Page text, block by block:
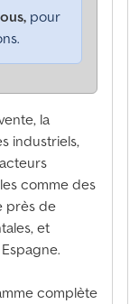
la
industriels,
comme des
près de
et
complète
pour